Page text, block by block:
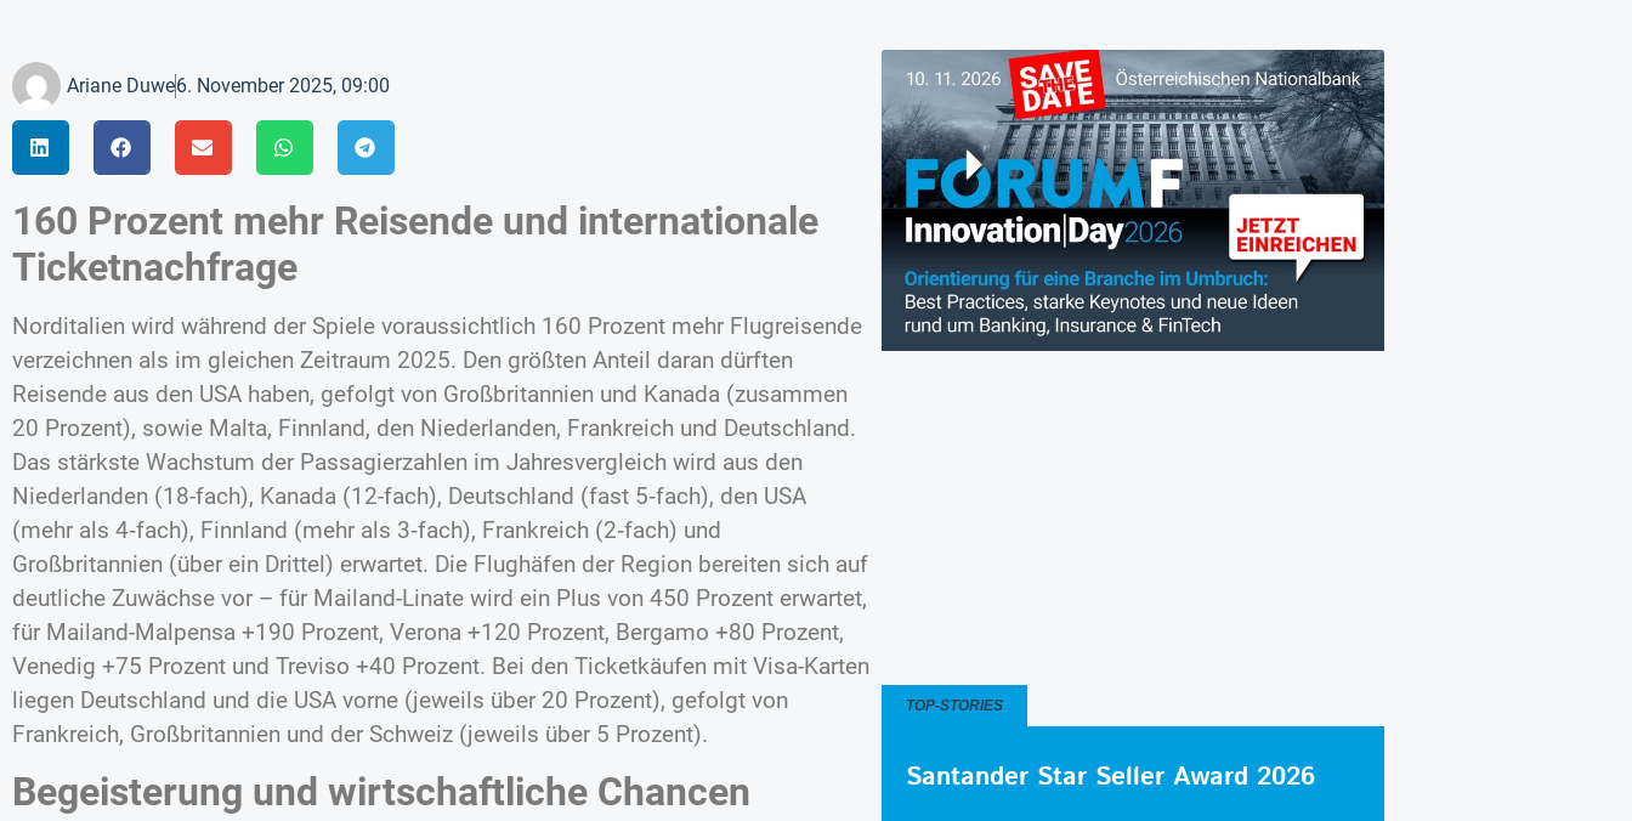
Ariane Duwe6. November 2025, 09:00
160 Prozent mehr Reisende und internationale
Ticketnachfrage
Norditalien wird während der Spiele voraussichtlich 160 Prozent mehr Flugreisende
verzeichnen als im gleichen Zeitraum 2025. Den größten Anteil daran dürften
Reisende aus den USA haben, gefolgt von Großbritannien und Kanada (zusammen
20 Prozent), sowie Malta, Finnland, den Niederlanden, Frankreich und Deutschland.
Das stärkste Wachstum der Passagierzahlen im Jahresvergleich wird aus den
Niederlanden (18-fach), Kanada (12-fach), Deutschland (fast 5‑fach), den USA
(mehr als 4‑fach), Finnland (mehr als 3‑fach), Frankreich (2‑fach) und
Großbritannien (über ein Drittel) erwartet. Die Flughäfen der Region bereiten sich auf
deutliche Zuwächse vor – für Mailand-Linate wird ein Plus von 450 Prozent erwartet,
für Mailand-Malpensa +190 Prozent, Verona +120 Prozent, Bergamo +80 Prozent,
Venedig +75 Prozent und Treviso +40 Prozent. Bei den Ticketkäufen mit Visa-Karten
liegen Deutschland und die USA vorne (jeweils über 20 Prozent), gefolgt von
Frankreich, Großbritannien und der Schweiz (jeweils über 5 Prozent).
Begeisterung und wirtschaftliche Chancen
TOP-STORIES
Santander Star Seller Award 2026